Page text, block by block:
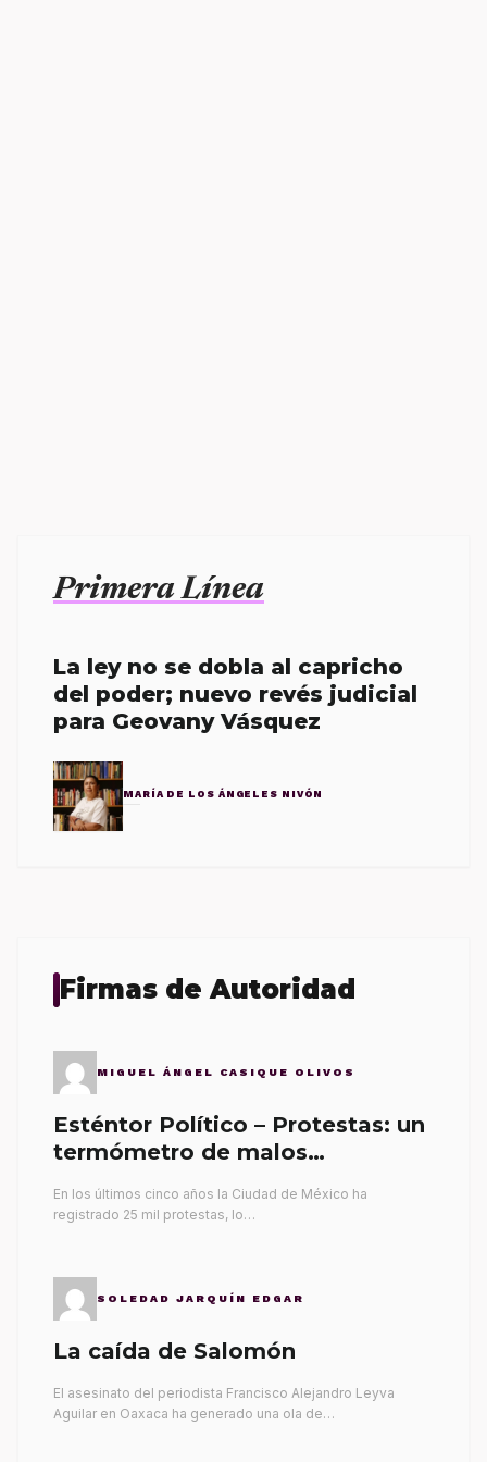
Primera Línea
La ley no se dobla al capricho
del poder; nuevo revés judicial
para Geovany Vásquez
MARÍA DE LOS ÁNGELES NIVÓN
Firmas de Autoridad
MIGUEL ÁNGEL CASIQUE OLIVOS
Esténtor Político – Protestas: un
termómetro de malos
En los últimos cinco años la Ciudad de México ha
registrado 25 mil protestas, lo…
SOLEDAD JARQUÍN EDGAR
La caída de Salomón
El asesinato del periodista Francisco Alejandro Leyva
Aguilar en Oaxaca ha generado una ola de…